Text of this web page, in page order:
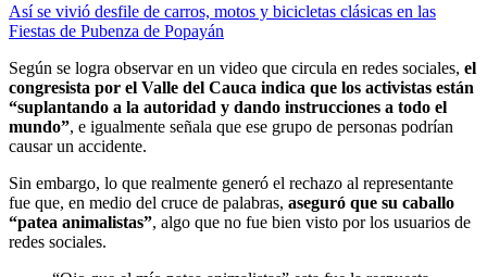
Así se vivió desfile de carros, motos y bicicletas clásicas en las
Fiestas de Pubenza de Popayán
Según se logra observar en un video que circula en redes sociales, el
congresista por el Valle del Cauca indica que los activistas están
“suplantando a la autoridad y dando instrucciones a todo el
mundo”, e igualmente señala que ese grupo de personas podrían
causar un accidente.
Sin embargo, lo que realmente generó el rechazo al representante
fue que, en medio del cruce de palabras, aseguró que su caballo
“patea animalistas”, algo que no fue bien visto por los usuarios de
redes sociales.